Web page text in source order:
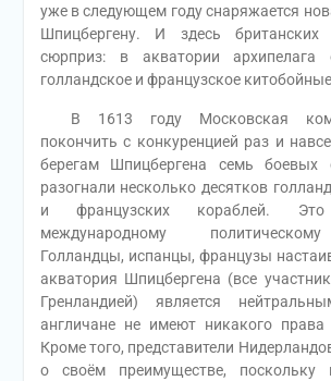
уже в следующем году снаряжается
Шпицбергену. И здесь
сюрприз: в акватории архипелага
голландское и французское
В 1613 году Московская
покончить с конкуренцией раз и
берегам Шпицбергена семь боевых
разогнали несколько десятков
и французских кораблей.
международному
Голландцы, испанцы, французы
акватория Шпицбергена (все
Гренландией) является
англичане не имеют никакого
Кроме того, представители
о своём преимуществе, поскольку